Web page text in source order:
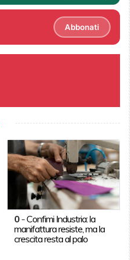
Abbonati
0 -Confimi Industria: la
manifattura resiste, ma la
crescita resta al palo